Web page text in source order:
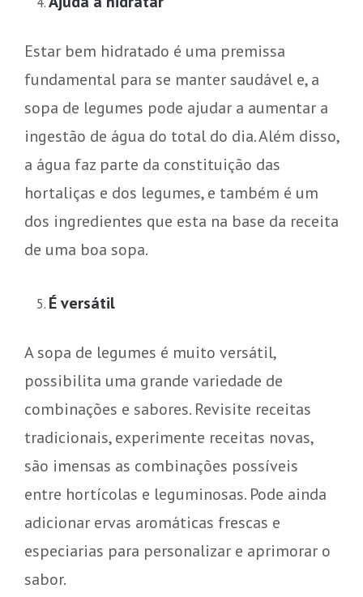
Estar bem hidratado é uma premissa
fundamental para se manter saudável e, a
sopa de legumes pode ajudar a aumentar a
ingestão de água do total do dia. Além disso,
a água faz parte da constituição das
hortaliças e dos legumes, e também é um
dos ingredientes que esta na base da receita
de uma boa sopa.
É versátil
A sopa de legumes é muito versátil,
possibilita uma grande variedade de
combinações e sabores. Revisite receitas
tradicionais, experimente receitas novas,
são imensas as combinações possíveis
entre hortícolas e leguminosas. Pode ainda
adicionar ervas aromáticas frescas e
especiarias para personalizar e aprimorar o
sabor.